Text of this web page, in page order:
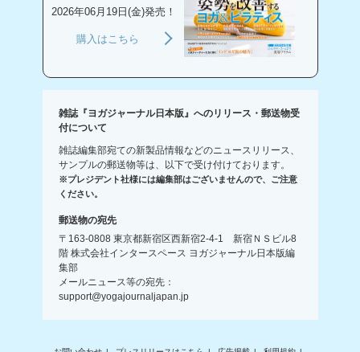
2026年06月19日(金)発売！
購入はこちら
雑誌『ヨガジャーナル日本版』へのリリース・郵送物受
付について
雑誌編集部宛ての新製品情報などのニュースリリース、
サンプルの郵送物等は、以下で受け付けております。
※プレジデント社様には編集部はございませんので、ご注意
ください。
郵送物の宛先
〒163-0808 東京都新宿区西新宿2-4-1 新宿ＮＳビル8
階 株式会社インタースペース ヨガジャーナル日本版編
集部
メールニュース等の宛先：
support@yogajournaljapan.jp